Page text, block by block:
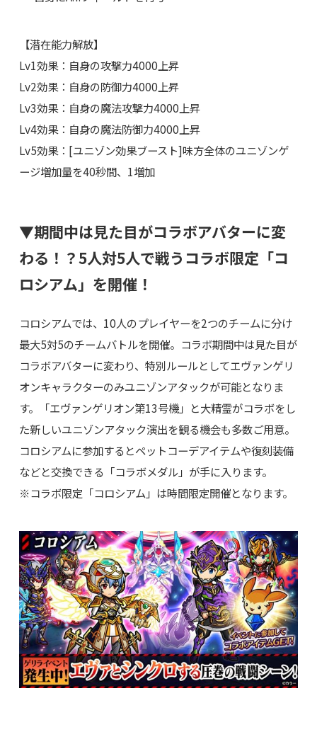
【潜在能力解放】
Lv1効果：自身の攻撃力4000上昇
Lv2効果：自身の防御力4000上昇
Lv3効果：自身の魔法攻撃力4000上昇
Lv4効果：自身の魔法防御力4000上昇
Lv5効果：[ユニゾン効果ブースト]味方全体のユニゾンゲ
ージ増加量を40秒間、1増加
▼期間中は見た目がコラボアバターに変
わる！？5人対5人で戦うコラボ限定「コ
ロシアム」を開催！
コロシアムでは、10人のプレイヤーを2つのチームに分け
最大5対5のチームバトルを開催。コラボ期間中は見た目が
コラボアバターに変わり、特別ルールとしてエヴァンゲリ
オンキャラクターのみユニゾンアタックが可能となりま
す。「エヴァンゲリオン第13号機」と大精霊がコラボをし
た新しいユニゾンアタック演出を観る機会も多数ご用意。
コロシアムに参加するとペットコーデアイテムや復刻装備
などと交換できる「コラボメダル」が手に入ります。
※コラボ限定「コロシアム」は時間限定開催となります。